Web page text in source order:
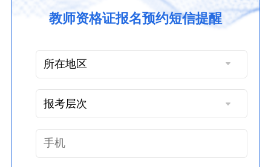
教师资格证报名预约短信提醒